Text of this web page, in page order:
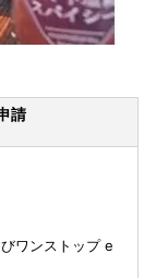
請
ワンストップ e